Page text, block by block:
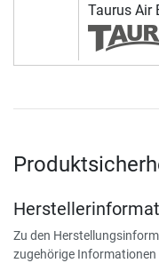
Taurus Air
Zu den
zugehörige Informationen